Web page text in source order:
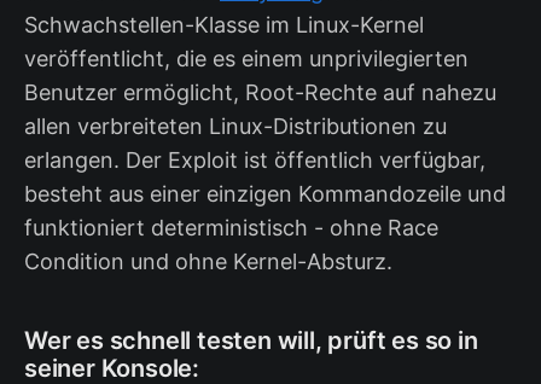
Schwachstellen-Klasse im Linux-Kernel
veröffentlicht, die es einem unprivilegierten
Benutzer ermöglicht, Root-Rechte auf nahezu
allen verbreiteten Linux-Distributionen zu
erlangen. Der Exploit ist öffentlich verfügbar,
besteht aus einer einzigen Kommandozeile und
funktioniert deterministisch - ohne Race
Condition und ohne Kernel-Absturz.
Wer es schnell testen will, prüft es so in
seiner Konsole: